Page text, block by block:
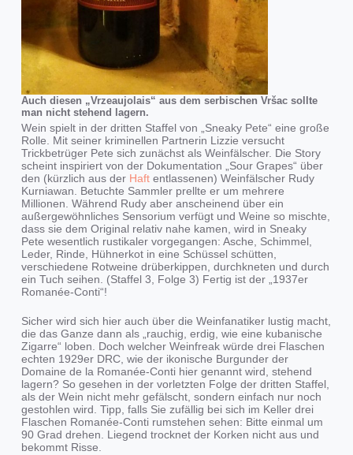
Auch diesen „Vrzeaujolais“ aus dem serbischen Vršac sollte
man nicht stehend lagern.
Wein spielt in der dritten Staffel von „Sneaky Pete“ eine große
Rolle. Mit seiner kriminellen Partnerin Lizzie versucht
Trickbetrüger Pete sich zunächst als Weinfälscher. Die Story
scheint inspiriert von der Dokumentation „Sour Grapes“ über
den (kürzlich aus der Haftentlassenen) Weinfälscher Rudy
Kurniawan. Betuchte Sammler prellte er um mehrere
Millionen. Während Rudy aber anscheinend über ein
außergewöhnliches Sensorium verfügt und Weine so mischte,
dass sie dem Original relativ nahe kamen, wird in Sneaky
Pete wesentlich rustikaler vorgegangen: Asche, Schimmel,
Leder, Rinde, Hühnerkot in eine Schüssel schütten,
verschiedene Rotweine drüberkippen, durchkneten und durch
ein Tuch seihen. (Staffel 3, Folge 3) Fertig ist der „1937er
Romanée-Conti“!
Sicher wird sich hier auch über die Weinfanatiker lustig macht,
die das Ganze dann als „rauchig, erdig, wie eine kubanische
Zigarre“ loben. Doch welcher Weinfreak würde drei Flaschen
echten 1929er DRC, wie der ikonische Burgunder der
Domaine de la Romanée-Conti hier genannt wird, stehend
lagern? So gesehen in der vorletzten Folge der dritten Staffel,
als der Wein nicht mehr gefälscht, sondern einfach nur noch
gestohlen wird. Tipp, falls Sie zufällig bei sich im Keller drei
Flaschen Romanée-Conti rumstehen sehen: Bitte einmal um
90 Grad drehen. Liegend trocknet der Korken nicht aus und
bekommt Risse.